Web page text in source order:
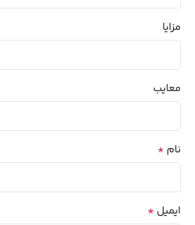
مزایا
معایب
نام *
ایمیل *